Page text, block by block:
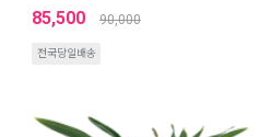
85,500 90,000
전국당일배송